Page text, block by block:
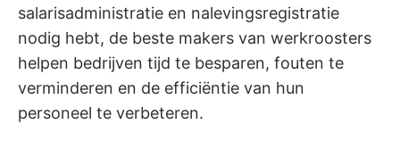
salarisadministratie en nalevingsregistratie
nodig hebt, de beste makers van werkroosters
helpen bedrijven tijd te besparen, fouten te
verminderen en de efficiëntie van hun
personeel te verbeteren.